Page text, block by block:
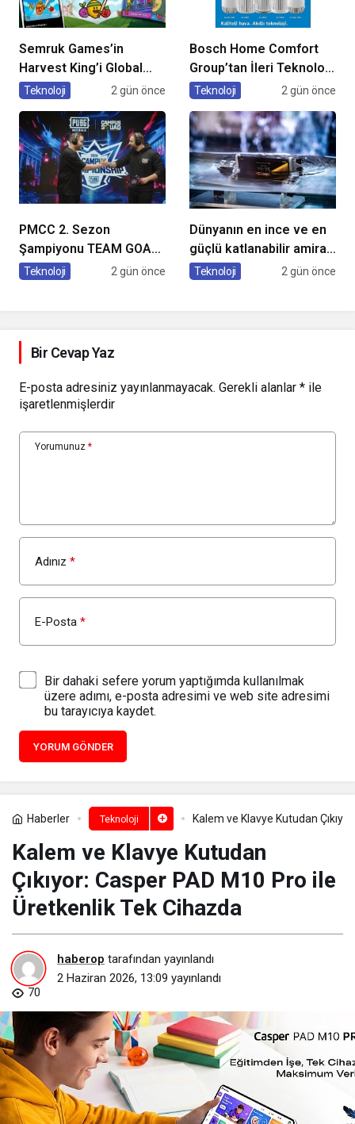
Semruk Games’in
Harvest King’i Global
Pazarda Oyuncularla
Teknoloji 2 gün önce
Bosch Home Comfort
Group’tan İleri Teknoloji
Hava Temizleme
Teknoloji 2 gün önce
PMCC 2. Sezon
Şampiyonu TEAM GOAT
Oldu
Teknoloji 2 gün önce
Dünyanın en ince ve en
güçlü katlanabilir amiral
gemisi HONOR Magic V6
Teknoloji 2 gün önce
Bir Cevap Yaz
E-posta adresiniz yayınlanmayacak. Gerekli alanlar * ile
işaretlenmişlerdir
Yorumunuz *
Adınız *
E-Posta *
Bir dahaki sefere yorum yaptığımda kullanılmak
üzere adımı, e-posta adresimi ve web site adresimi
bu tarayıcıya kaydet.
YORUM GÖNDER
Haberler Teknoloji Kalem ve Klavye Kutudan
Kalem ve Klavye Kutudan
Çıkıyor: Casper PAD M10 Pro ile
Üretkenlik Tek Cihazda
haberop tarafından yayınlandı
2 Haziran 2026, 13:09 yayınlandı
70